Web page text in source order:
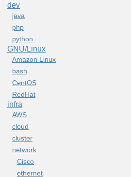
dev
java
php
python
GNU/Linux
Amazon Linux
bash
CentOS
RedHat
infra
AWS
cloud
cluster
network
Cisco
ethernet